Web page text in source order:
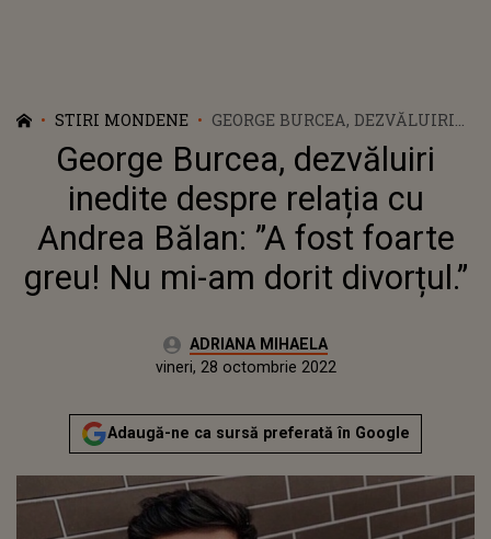
STIRI MONDENE
GEORGE BURCEA, DEZVĂLUIRI
INEDITE DESPRE RELAȚIA CU
ANDREA BĂLAN: ”A FOST
FOARTE GREU! NU MI-AM DORIT
DIVORȚUL.”
George Burcea, dezvăluiri
inedite despre relația cu
Andrea Bălan: ”A fost foarte
greu! Nu mi-am dorit divorțul.”
Autor:ADRIANA MIHAELA
joi, 28 octombrie 2021Actualizat:
vineri, 28 octombrie 2022
Adaugă-ne ca sursă preferată în Google